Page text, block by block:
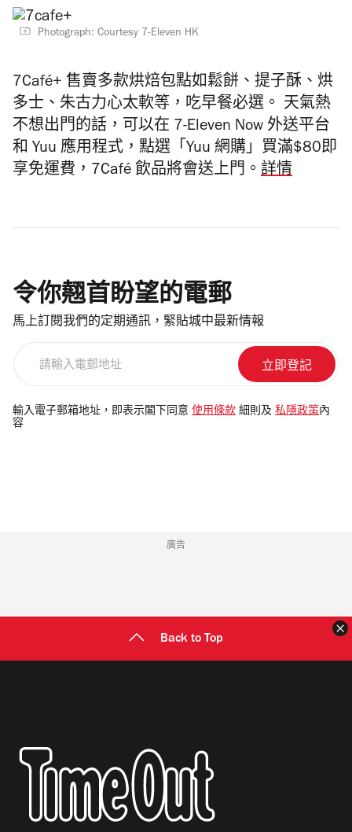
Photograph: Courtesy 7-Eleven HK
7Café+ 售賣多款烘焙包點如鬆餅、提子酥、烘
多士、朱古力心太軟等，吃早餐必選。 天氣熱
不想出門的話，可以在 7-Eleven Now 外送平台
和 Yuu 應用程式，點選「Yuu 網購」買滿$80即
享免運費，7Café 飲品將會送上門。 詳情
令你翹首盼望的電郵
馬上訂閱我們的定期通訊，緊貼城中最新情報
電
郵
輸入電子郵箱地址，即表示閣下同意 使用條款 細則及 私隱政策 內
容
廣告
Back to Top